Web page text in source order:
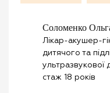
Соломенко
Лікар-акушер-
дитячого та
ультразвукової
стаж 18 років